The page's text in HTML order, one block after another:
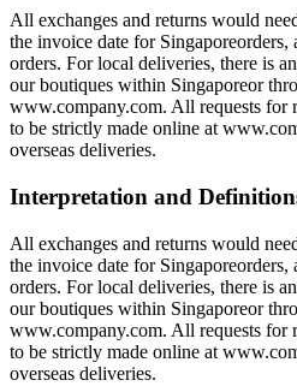
All exchanges and returns would
the invoice date for Singaporeorders,
orders. For local deliveries, there is
our boutiques within Singaporeor
www.company.com. All requests for
to be strictly made online at
overseas deliveries.
Interpretation and
All exchanges and returns would
the invoice date for Singaporeorders,
orders. For local deliveries, there is
our boutiques within Singaporeor
www.company.com. All requests for
to be strictly made online at
overseas deliveries.